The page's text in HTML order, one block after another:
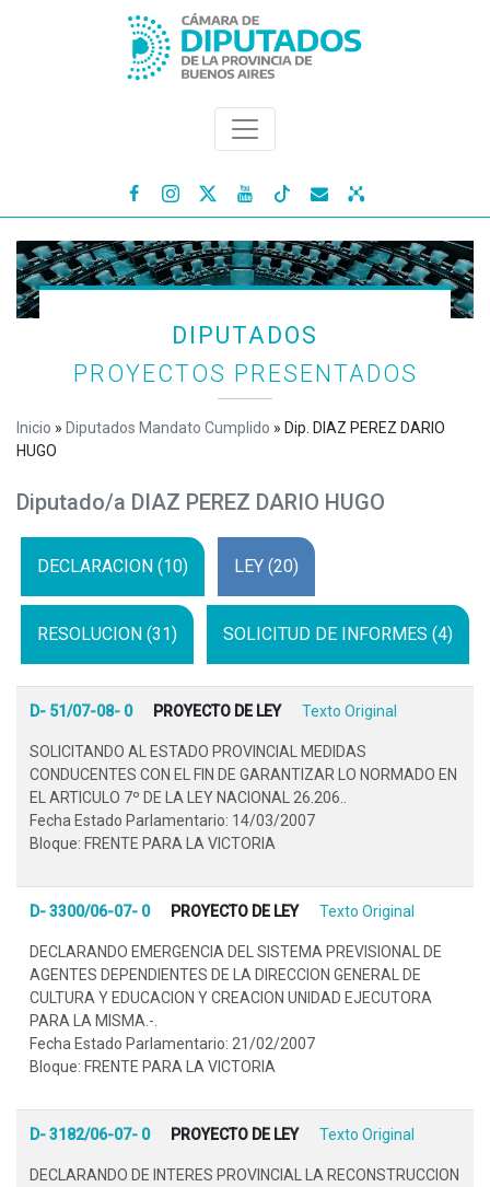
   
DIPUTADOS
PROYECTOS PRESENTADOS
Inicio » Diputados Mandato Cumplido » Dip. DIAZ PEREZ DARIO
HUGO
Diputado/a DIAZ PEREZ DARIO HUGO
DECLARACION (10) LEY (20)
RESOLUCION (31) SOLICITUD DE INFORMES (4)
D- 51/07-08- 0 PROYECTO DE LEY Texto Original
SOLICITANDO AL ESTADO PROVINCIAL MEDIDAS
CONDUCENTES CON EL FIN DE GARANTIZAR LO NORMADO EN
EL ARTICULO 7º DE LA LEY NACIONAL 26.206..
Fecha Estado Parlamentario: 14/03/2007
Bloque: FRENTE PARA LA VICTORIA
D- 3300/06-07- 0 PROYECTO DE LEY Texto Original
DECLARANDO EMERGENCIA DEL SISTEMA PREVISIONAL DE
AGENTES DEPENDIENTES DE LA DIRECCION GENERAL DE
CULTURA Y EDUCACION Y CREACION UNIDAD EJECUTORA
PARA LA MISMA.-.
Fecha Estado Parlamentario: 21/02/2007
Bloque: FRENTE PARA LA VICTORIA
D- 3182/06-07- 0 PROYECTO DE LEY Texto Original
DECLARANDO DE INTERES PROVINCIAL LA RECONSTRUCCION